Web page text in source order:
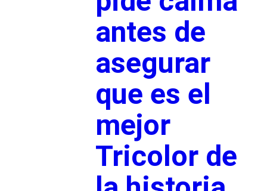
antes de
asegurar
que es el
mejor
Tricolor de